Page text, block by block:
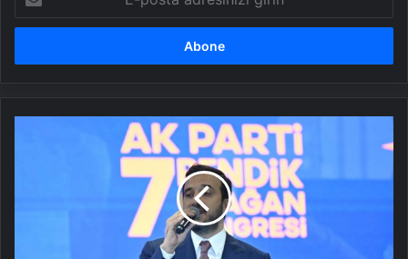
posta
adresinizi